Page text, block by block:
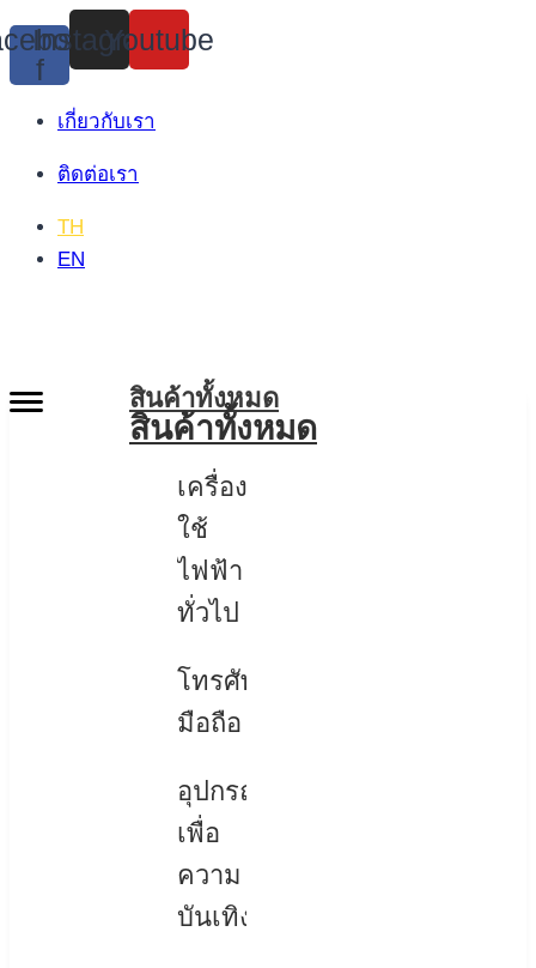
Skip
to
content
f
Instagram
Youtube
เกี่ยวกับเรา
ติดต่อเรา
TH
EN
สินค้าทั้งหมด
สินค้าทั้งหมด
เครื่อง
ใช้
ไฟฟ้า
ทั่วไป
โทรศัพท์
มือถือ
อุปกรณ์
เพื่อ
ความ
บันเทิง